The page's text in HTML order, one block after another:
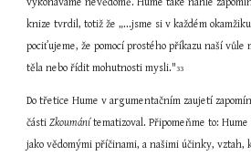
knize tvrdil, totiž že „...jsme si v každém
pociťujeme, že pomocí prostého příkazu naší vůle
těla nebo řídit mohutnosti mysli."33
Do třetice Hume v argumentačním zaujetí
části Zkoumání tematizoval. Připomeňme to:
jako vědomými příčinami, a našimi účinky, vztah,